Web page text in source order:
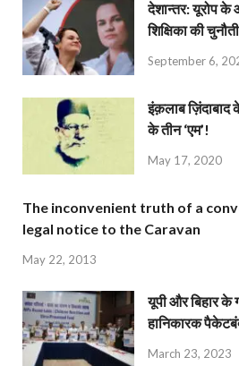
देशान्‍तर: यूरोप के
शिक्षिका की चुनौती
September 6,
इंक़लाब ज़िंदाबाद
के तीन ‘एम’!
May 17, 2020
The inconvenient truth of a
legal notice to the Caravan
May 22, 2013
यूपी और बिहार के
हानिकारक
March 23, 2023